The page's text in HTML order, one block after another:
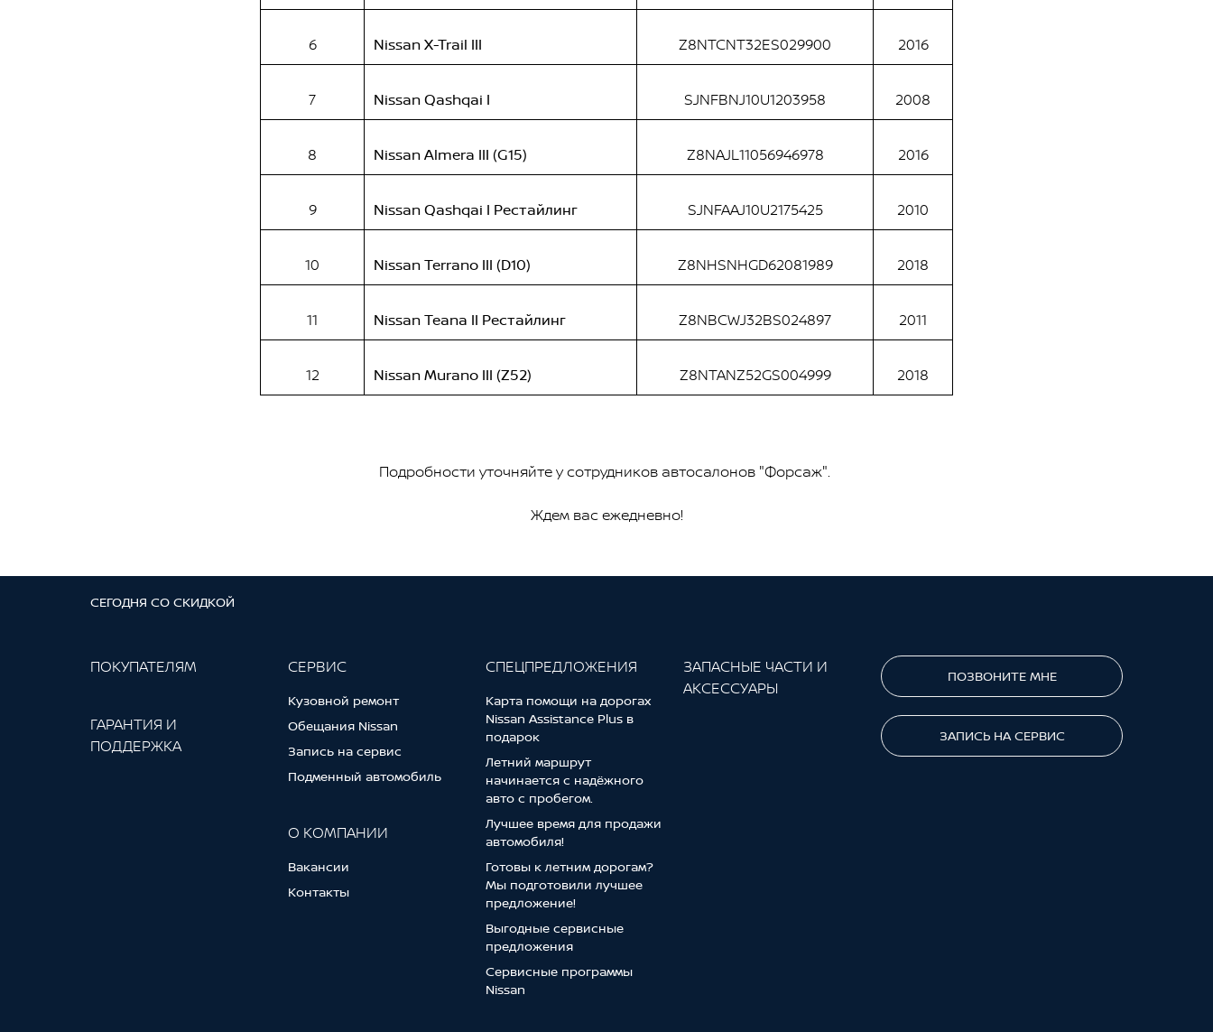
6 Nissan X-Trail III Z8NTCNT32ES029900 2016
7 Nissan Qashqai I SJNFBNJ10U1203958 2008
8 Nissan Almera III (G15) Z8NAJL11056946978 2016
9 Nissan Qashqai I Рестайлинг SJNFAAJ10U2175425 2010
10 Nissan Terrano III (D10) Z8NHSNHGD62081989 2018
11 Nissan Teana II Рестайлинг Z8NBCWJ32BS024897 2011
12 Nissan Murano III (Z52) Z8NTANZ52GS004999 2018
Подробности уточняйте у сотрудников автосалонов "Форсаж".
Ждем вас ежедневно!
СЕГОДНЯ СО СКИДКОЙ
ПОКУПАТЕЛЯМ
ГАРАНТИЯ И
ПОДДЕРЖКА
СЕРВИС
Кузовной ремонт
Обещания Nissan
Запись на сервис
Подменный автомобиль
О КОМПАНИИ
Вакансии
Контакты
СПЕЦПРЕДЛОЖЕНИЯ
Карта помощи на дорогах
Nissan Assistance Plus в
подарок
Летний маршрут
начинается с надёжного
авто с пробегом.
Лучшее время для продажи
автомобиля!
Готовы к летним дорогам?
Мы подготовили лучшее
предложение!
Выгодные сервисные
предложения
Сервисные программы
Nissan
ЗАПАСНЫЕ ЧАСТИ И
АКСЕССУАРЫ
ПОЗВОНИТЕ МНЕ
ЗАПИСЬ НА СЕРВИС